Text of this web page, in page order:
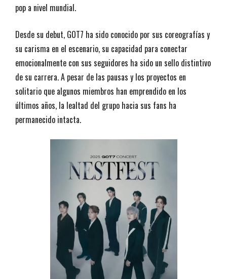
pop a nivel mundial.
Desde su debut, GOT7 ha sido conocido por sus coreografías y
su carisma en el escenario, su capacidad para conectar
emocionalmente con sus seguidores ha sido un sello distintivo
de su carrera. A pesar de las pausas y los proyectos en
solitario que algunos miembros han emprendido en los
últimos años, la lealtad del grupo hacia sus fans ha
permanecido intacta.